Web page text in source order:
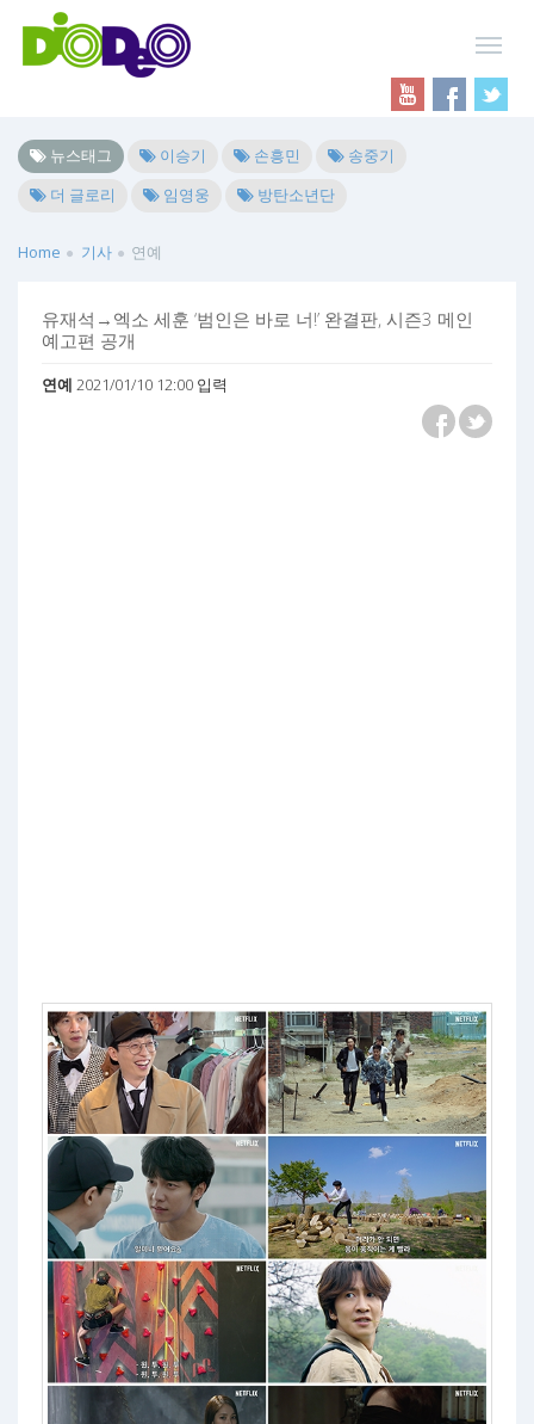
뉴스태그 이승기 손흥민
송중기
더 글로리
임영웅 방탄소년단
Home 기사 연예
유재석→엑소 세훈 ‘범인은 바로 너!’ 완결판, 시즌3 메인
예고편 공개
연예 2021/01/10 12:00 입력